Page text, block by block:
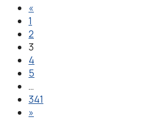
«
1
2
3
4
5
…
341
»